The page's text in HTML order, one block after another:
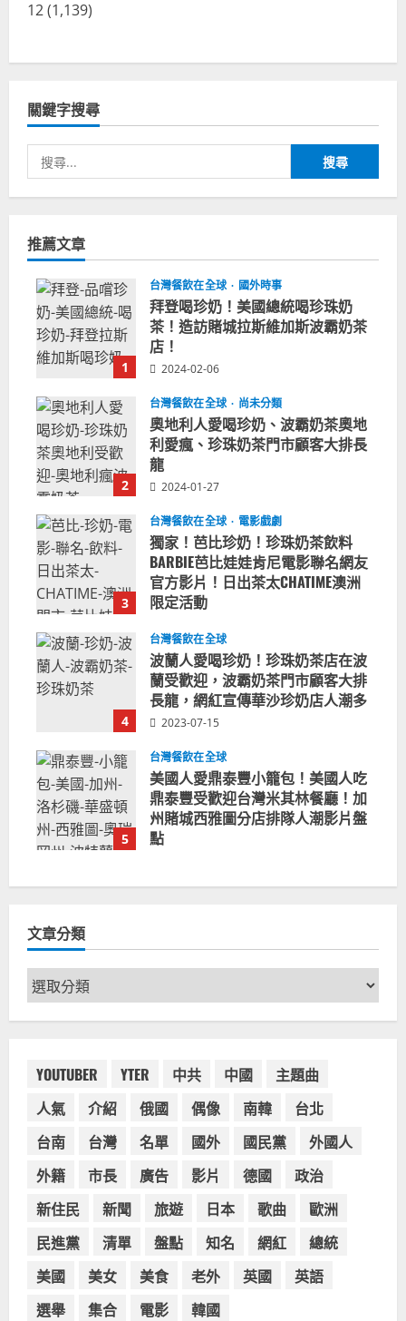
12(1,139)
關鍵字搜尋
尋
關
字:
推薦文章
1
台灣餐飲在全球 國外時事
拜登喝珍奶！美國總統喝珍珠奶
茶！造訪賭城拉斯維加斯波霸奶茶
店！
2024-02-06
2
台灣餐飲在全球 尚未分類
奧地利人愛喝珍奶、波霸奶茶奧地
利愛瘋、珍珠奶茶門市顧客大排長
龍
2024-01-27
3
台灣餐飲在全球 電影戲劇
獨家！芭比珍奶！珍珠奶茶飲料
BARBIE芭比娃娃肯尼電影聯名網友
官方影片！日出茶太CHATIME澳洲
限定活動
4
台灣餐飲在全球
波蘭人愛喝珍奶！珍珠奶茶店在波
蘭受歡迎，波霸奶茶門市顧客大排
長龍，網紅宣傳華沙珍奶店人潮多
2023-07-15
5
台灣餐飲在全球
美國人愛鼎泰豐小籠包！美國人吃
鼎泰豐受歡迎台灣米其林餐廳！加
州賭城西雅圖分店排隊人潮影片盤
點
文章分類
文
章
分
YOUTUBER YTER 中共 中國
主題曲
人氣
介紹 俄國 偶像 南韓
台北
台南
台灣 名單 國外 國民黨
外國人
外籍
市長 廣告 影片 德國
政治
新住民
新聞 旅遊 日本 歌曲
歐洲
民進黨
清單 盤點 知名 網紅
總統
美國
美女 美食 老外 英國
英語
選舉
集合 電影 韓國